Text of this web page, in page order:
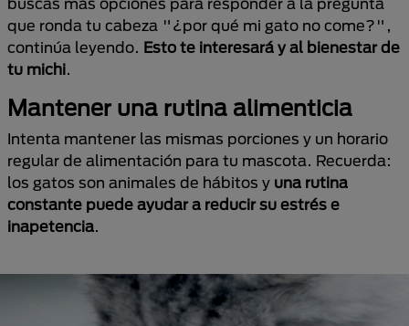
que ronda tu cabeza "¿por qué mi gato no come?",
continúa leyendo. Esto te interesará y al bienestar de
tu michi.
Mantener una rutina alimenticia
Intenta mantener las mismas porciones y un horario
regular de alimentación para tu mascota. Recuerda:
los gatos son animales de hábitos y una rutina
constante puede ayudar a reducir su estrés e
inapetencia.